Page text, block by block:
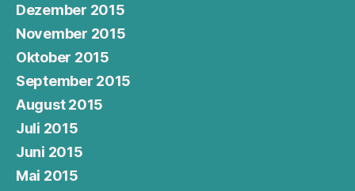
Dezember 2015
November 2015
Oktober 2015
September 2015
August 2015
Juli 2015
Juni 2015
Mai 2015